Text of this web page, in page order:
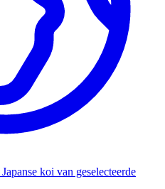
Japanse koi van geselecteerde